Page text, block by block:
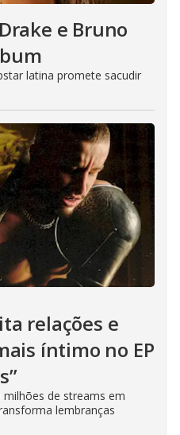
e Bruno
latina promete sacudir
relações e
íntimo no EP
de streams em
lembranças